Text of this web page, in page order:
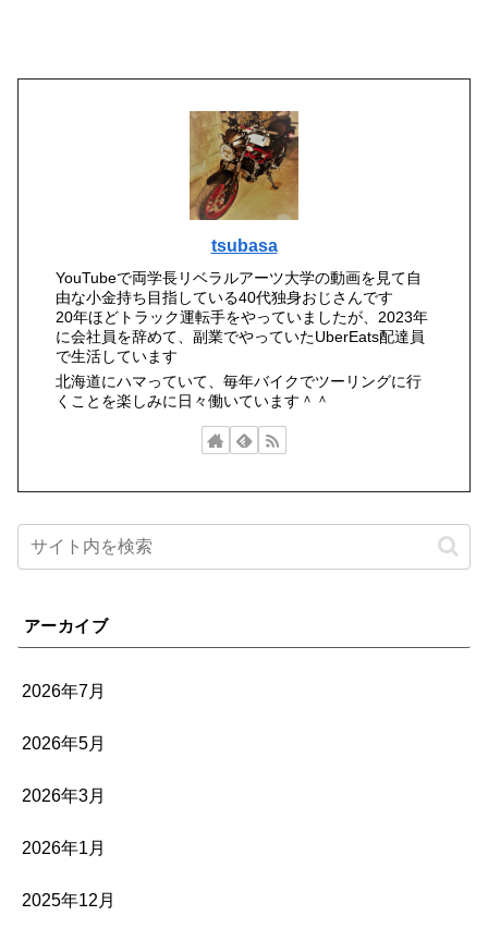
tsubasa
YouTubeで両学長リベラルアーツ大学の動画を見て自
由な小金持ち目指している40代独身おじさんです
20年ほどトラック運転手をやっていましたが、2023年
に会社員を辞めて、副業でやっていたUberEats配達員
で生活しています
北海道にハマっていて、毎年バイクでツーリングに行
くことを楽しみに日々働いています＾＾
アーカイブ
2026年7月
2026年5月
2026年3月
2026年1月
2025年12月